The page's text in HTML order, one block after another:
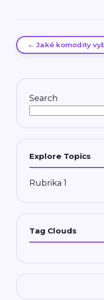
← Jaké komodity
Search
Explore Topics
Rubrika 1
Tag Clouds